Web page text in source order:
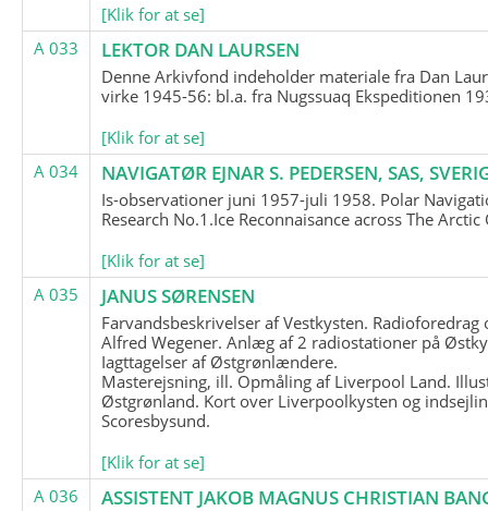
[Klik for at se]
A 033
LEKTOR DAN LAURSEN
Denne Arkivfond indeholder materiale fra Dan
virke 1945-56: bl.a. fra Nugssuaq Ekspeditionen
[Klik for at se]
A 034
NAVIGATØR EJNAR S. PEDERSEN, SAS,
Is-observationer juni 1957-juli 1958. Polar
Research No.1.Ice Reconnaisance across The Arctic
[Klik for at se]
A 035
JANUS SØRENSEN
Farvandsbeskrivelser af Vestkysten. Radioforedrag
Alfred Wegener. Anlæg af 2 radiostationer på
Iagttagelser af Østgrønlændere.
Masterejsning, ill. Opmåling af Liverpool Land.
Østgrønland. Kort over Liverpoolkysten og
Scoresbysund.
[Klik for at se]
A 036
ASSISTENT JAKOB MAGNUS CHRISTIAN